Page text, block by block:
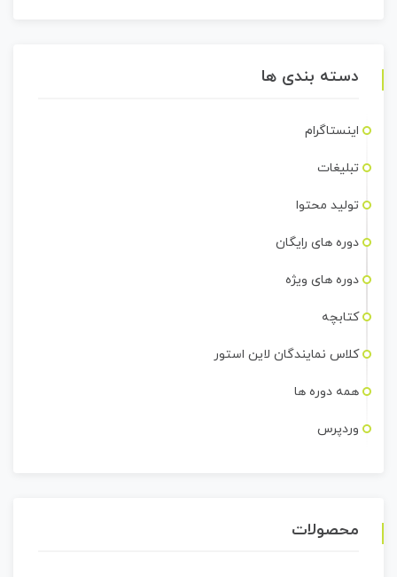
دسته بندی ها
اینستاگرام
تبلیغات
تولید محتوا
دوره های رایگان
دوره های ویژه
کتابچه
کلاس نمایندگان لاین استور
همه دوره ها
وردپرس
محصولات